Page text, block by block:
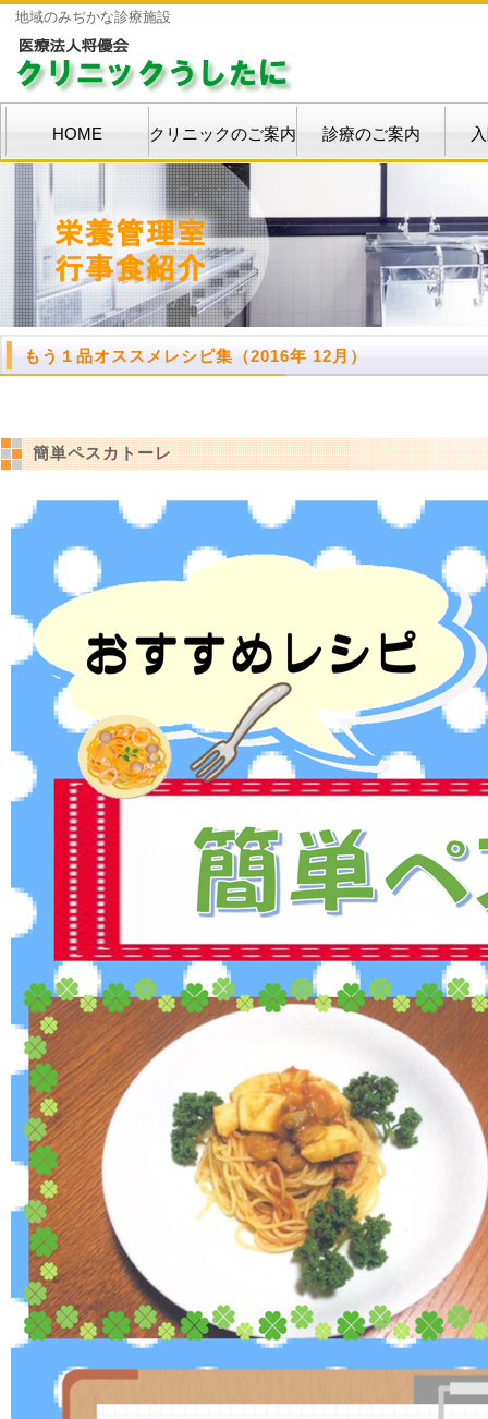
地域のみぢかな診療施設
HOME クリニックのご案内 診療のご案内
もう１品オススメレシピ集（2016年 12月）
簡単ペスカトーレ